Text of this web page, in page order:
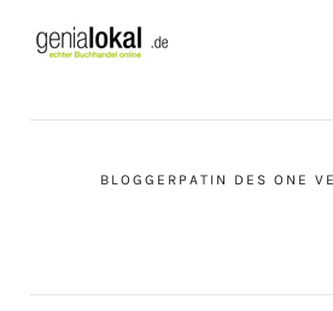
BLOGGERPATIN DES ONE